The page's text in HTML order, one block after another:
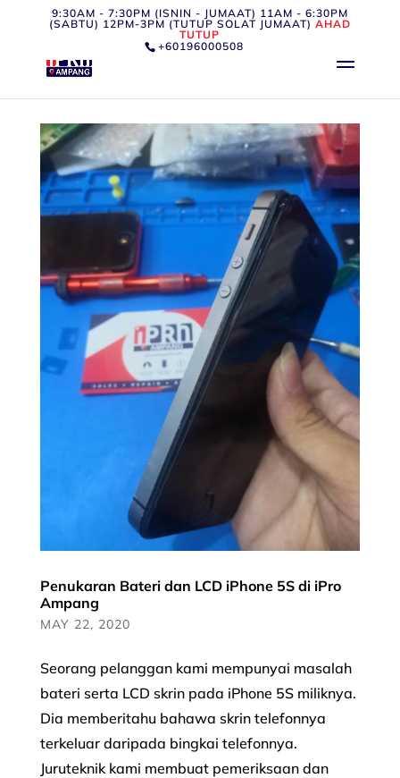
9:30AM - 7:30PM (ISNIN - JUMAAT) 11AM - 6:30PM
(SABTU) 12PM-3PM (TUTUP SOLAT JUMAAT) AHAD
TUTUP
+60196000508
Penukaran Bateri dan LCD iPhone 5S di iPro
Ampang
MAY 22, 2020
Seorang pelanggan kami mempunyai masalah
bateri serta LCD skrin pada iPhone 5S miliknya.
Dia memberitahu bahawa skrin telefonnya
terkeluar daripada bingkai telefonnya.
Juruteknik kami membuat pemeriksaan dan